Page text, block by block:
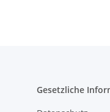
Gesetzliche